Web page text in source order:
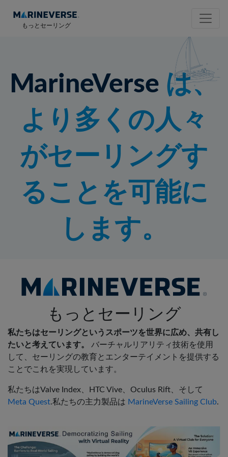
もっとセーリング
MarineVerse は、
より多くの人々
がセーリングす
ることを可能に
します。
もっとセーリング
私たちはセーリングというスポーツを世界に広め、共有し
たいと考えています。
バーチャルリアリティ技術を使用
して、セーリングの教育とエンターテイメントを提供する
ことでこれを実現しています。
私たちはValve Index、HTC Vive、Oculus Rift、そして
Meta Quest.私たちの主力製品は MarineVerse Sailing Club.